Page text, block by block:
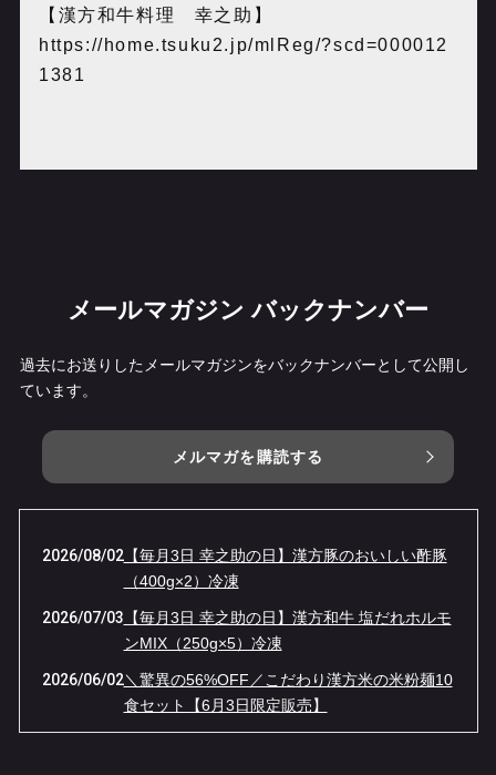
【漢方和牛料理 幸之助】
https://home.tsuku2.jp/mlReg/?scd=000012
1381
メールマガジン バックナンバー
過去にお送りしたメールマガジンをバックナンバーとして公開し
ています。
メルマガを購読する
2026/08/02【毎月3日 幸之助の日】漢方豚のおいしい酢豚
（400g×2）冷凍
2026/07/03 【毎月3日 幸之助の日】漢方和牛 塩だれホルモ
ンMIX（250g×5）冷凍
2026/06/02＼驚異の56%OFF／こだわり漢方米の米粉麺10
食セット【6月3日限定販売】